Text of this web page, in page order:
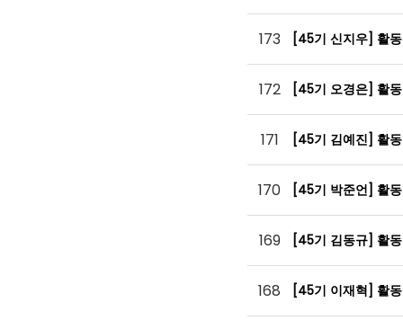
173 [45기 신지우] 활
172 [45기 오경은] 활
171 [45기 김예진] 활
170 [45기 박준언] 활
169 [45기 김동규] 활
168 [45기 이재혁] 활